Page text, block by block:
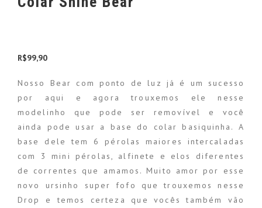
R$99,90
Nosso Bear com ponto de luz já é um sucesso
por aqui e agora trouxemos ele nesse
modelinho que pode ser removível e você
ainda pode usar a base do colar basiquinha. A
base dele tem 6 pérolas maiores intercaladas
com 3 mini pérolas, alfinete e elos diferentes
de correntes que amamos. Muito amor por esse
novo ursinho super fofo que trouxemos nesse
Drop e temos certeza que vocês também vão